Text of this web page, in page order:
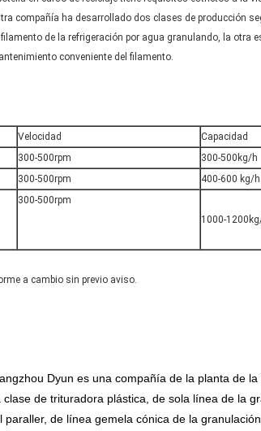
compañía ha desarrollado dos clases de producción
de la refrigeración por agua granulando, la otra
conveniente del filamento.
Velocidad
Capacidad
300-500rpm
300-500kg/h
300-500rpm
400-600 kg/h
300-500rpm
1000-
a cambio sin previo aviso.
Dyun es una compañía de la planta de
de trituradora plástica, de sola línea de la
de línea gemela cónica de la